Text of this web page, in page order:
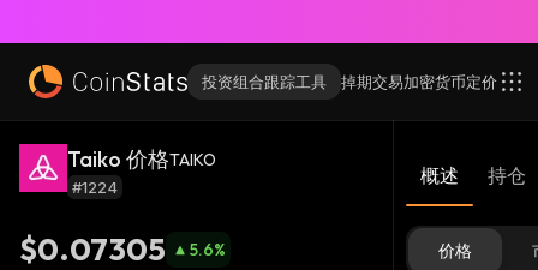
投资组合跟踪工具 掉期交易加密货币定价
Taiko 价格TAIKO
#1224
$0.07305 5.6%
概述 持仓
价格